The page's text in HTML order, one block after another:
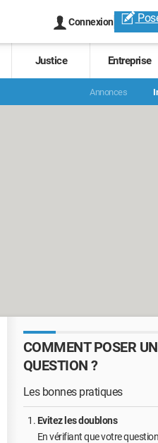
Connexion
Justice Entreprise
Annonces
COMMENT POSER
QUESTION ?
Les bonnes pratiques
Evitez les doublons
En vérifiant que votre